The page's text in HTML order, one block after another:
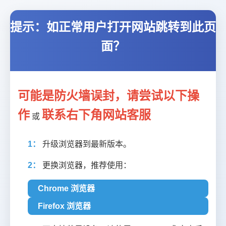
提示：如正常用户打开网站跳转到此页
面？
可能是防火墙误封，请尝试以下操
作 或 联系右下角网站客服
1： 升级浏览器到最新版本。
2： 更换浏览器，推荐使用：
Chrome 浏览器
Firefox 浏览器